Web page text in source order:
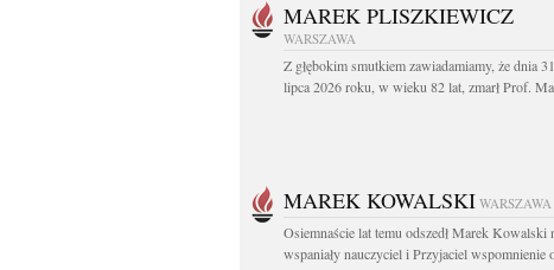
MAREK PLISZKIEWICZ
WARSZAWA
Z głębokim smutkiem zawiadamiamy, że dnia 31
lipca 2026 roku, w wieku 82 lat, zmarł Prof.
MAREK KOWALSKI WARSZAWA
Osiemnaście lat temu odszedł Marek Kowalski
wspaniały nauczyciel i Przyjaciel wspomnienie